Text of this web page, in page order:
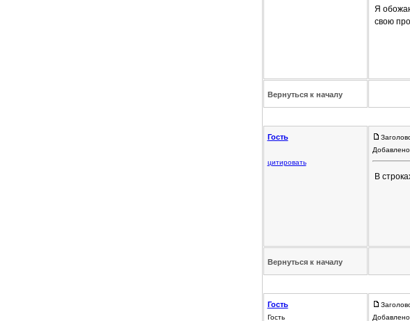
Я
свою
Вернуться к началу
Гость
цитировать
В
Вернуться к началу
Гость
Гость